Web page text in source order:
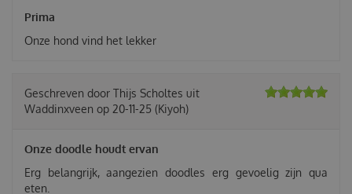
Prima
Onze hond vind het lekker
Geschreven door Thijs Scholtes uit
Waddinxveen op 20-11-25 (Kiyoh)
Onze doodle houdt ervan
Erg belangrijk, aangezien doodles erg gevoelig zijn qua
eten.